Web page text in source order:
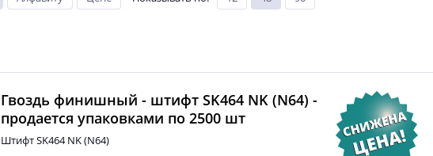
Гвоздь финишный - штифт SK464 NK (N64) -
продается упаковками по 2500 шт
Штифт SK464 NK (N64)